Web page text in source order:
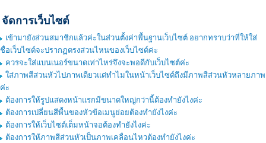
จัดการเว็บไซต์
เข้ามายังส่วนสมาชิกแล้วค่ะในส่วนตั้งค่าพื้นฐานเว็บไซต์ อยากทราบว่าที่ให้ใส่
ชื่อเว็บไซต์จะปรากฏตรงส่วนไหนของเว็บไซต์ค่ะ
ควรจะใส่แบนเนอร์ขนาดเท่าไหร่จึงจะพอดีกับเว็บไซต์ค่ะ
ใส่ภาพสีส่วนหัวไปภาพเดียวแต่ทำไมในหน้าเว็บไซต์ถึงมีภาพสีส่วนหัวหลายภาพ
ค่ะ
ต้องการให้รูปแสดงหน้าแรกมีขนาดใหญ่กว่านี้ต้องทำยังไงค่ะ
ต้องการเปลี่ยนสีพื้นของหัวข้อเมนูย่อยต้องทำยังไงค่ะ
ต้องการให้เว็บไซต์เต็มหน้าจอต้องทำยังไงค่ะ
ต้องการให้ภาพสีส่วนหัวเป็นภาพเคลื่อนไหวต้องทำยังไงค่ะ